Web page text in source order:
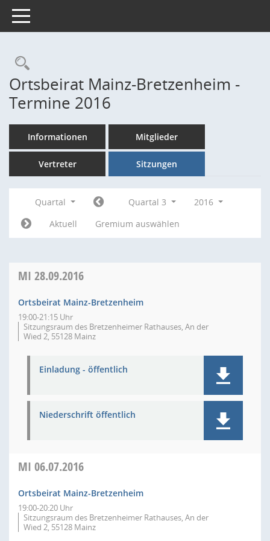
Toggle navigation
Rechercheauswahl
Ortsbeirat Mainz-Bretzenheim -
Termine 2016
Informationen Mitglieder
Vertreter Sitzungen
Quartal Quartal 3
2016
Aktuell
Gremium auswählen
MI 28.09.2016
Ortsbeirat Mainz-Bretzenheim
19:00-21:15 Uhr
Sitzungsraum des Bretzenheimer Rathauses, An der
Wied 2, 55128 Mainz
Einladung - öffentlich
Niederschrift öffentlich
MI 06.07.2016
Ortsbeirat Mainz-Bretzenheim
19:00-20:20 Uhr
Sitzungsraum des Bretzenheimer Rathauses, An der
Wied 2, 55128 Mainz